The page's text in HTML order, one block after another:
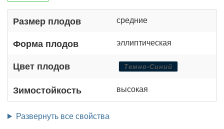
Размер плодов средние
Форма плодов эллиптическая
Цвет плодов Темно-Синий
Зимостойкость высокая
Развернуть все свойства